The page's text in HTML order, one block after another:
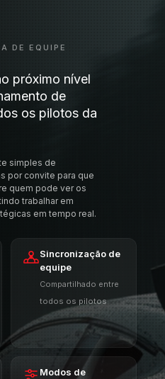
DE EQUIPE
próximo nível
de
os pilotos da
simples de
por convite para que
quem pode ver os
trabalhar em
em tempo real.
Sincronização de
equipe
Compartilhado entre
todos os pilotos
Modos de